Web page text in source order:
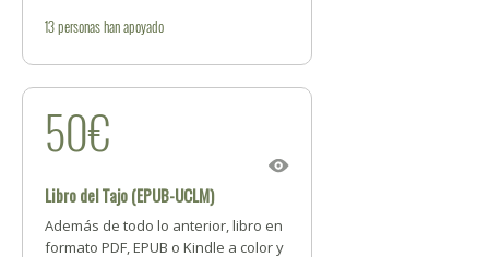
13personashan apoyado
50€
Libro del Tajo (EPUB-UCLM)
Además de todo lo anterior, libro en
formato PDF, EPUB o Kindle a color y